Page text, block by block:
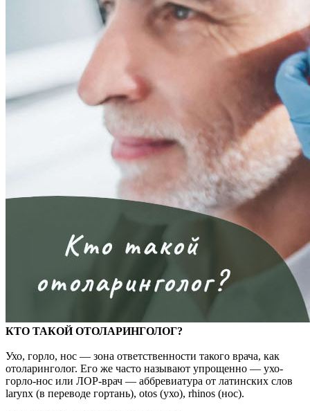
КТО ТАКОЙ ОТОЛАРИНГОЛОГ?
Ухо, горло, нос — зона ответственности такого врача, как
отоларинголог. Его же часто называют упрощенно — ухо-
горло-нос или ЛОР-врач — аббревиатура от латинских слов
larynx (в переводе гортань), otos (ухо), rhinos (нос).